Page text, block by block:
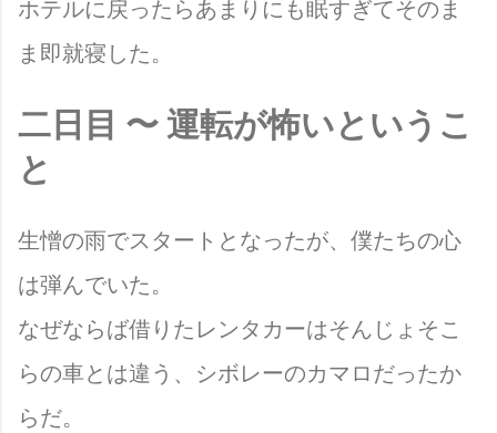
ホテルに戻ったらあまりにも眠すぎてそのま
ま即就寝した。
二日目 〜 運転が怖いというこ
と
生憎の雨でスタートとなったが、僕たちの心
は弾んでいた。
なぜならば借りたレンタカーはそんじょそこ
らの車とは違う、シボレーのカマロだったか
らだ。